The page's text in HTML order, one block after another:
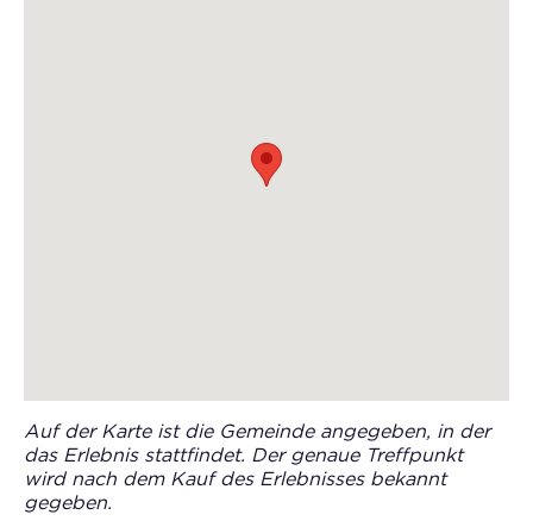
Auf der Karte ist die Gemeinde angegeben, in der
das Erlebnis stattfindet. Der genaue Treffpunkt
wird nach dem Kauf des Erlebnisses bekannt
gegeben.